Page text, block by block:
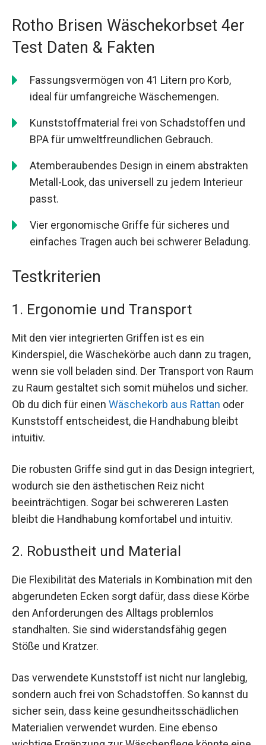
Rotho Brisen Wäschekorbset 4er
Test Daten & Fakten
Fassungsvermögen von 41 Litern pro Korb,
ideal für umfangreiche Wäschemengen.
Kunststoffmaterial frei von Schadstoffen und
BPA für umweltfreundlichen Gebrauch.
Atemberaubendes Design in einem abstrakten
Metall-Look, das universell zu jedem Interieur
passt.
Vier ergonomische Griffe für sicheres und
einfaches Tragen auch bei schwerer Beladung.
Testkriterien
1. Ergonomie und Transport
Mit den vier integrierten Griffen ist es ein
Kinderspiel, die Wäschekörbe auch dann zu tragen,
wenn sie voll beladen sind. Der Transport von Raum
zu Raum gestaltet sich somit mühelos und sicher.
Ob du dich für einen Wäschekorb aus Rattan oder
Kunststoff entscheidest, die Handhabung bleibt
intuitiv.
Die robusten Griffe sind gut in das Design integriert,
wodurch sie den ästhetischen Reiz nicht
beeinträchtigen. Sogar bei schwereren Lasten
bleibt die Handhabung komfortabel und intuitiv.
2. Robustheit und Material
Die Flexibilität des Materials in Kombination mit den
abgerundeten Ecken sorgt dafür, dass diese Körbe
den Anforderungen des Alltags problemlos
standhalten. Sie sind widerstandsfähig gegen
Stöße und Kratzer.
Das verwendete Kunststoff ist nicht nur langlebig,
sondern auch frei von Schadstoffen. So kannst du
sicher sein, dass keine gesundheitsschädlichen
Materialien verwendet wurden. Eine ebenso